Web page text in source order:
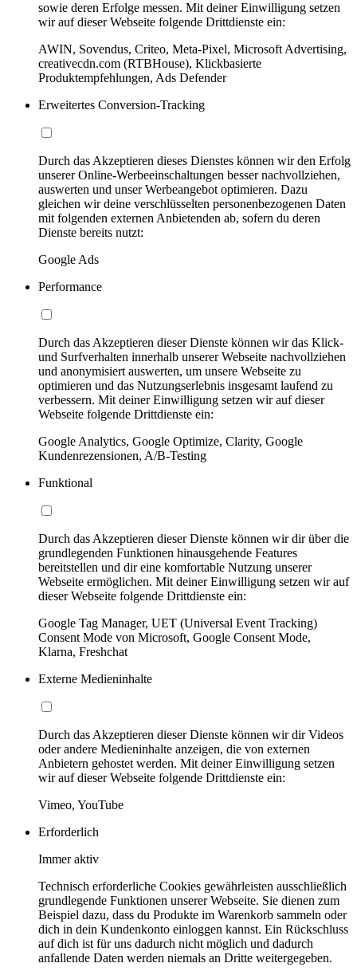
sowie deren Erfolge messen. Mit deiner Einwilligung setzen
wir auf dieser Webseite folgende Drittdienste ein:
AWIN, Sovendus, Criteo, Meta-Pixel, Microsoft Advertising,
creativecdn.com (RTBHouse), Klickbasierte
Produktempfehlungen, Ads Defender
Erweitertes Conversion-Tracking
Durch das Akzeptieren dieses Dienstes können wir den Erfolg
unserer Online-Werbeeinschaltungen besser nachvollziehen,
auswerten und unser Werbeangebot optimieren. Dazu
gleichen wir deine verschlüsselten personenbezogenen Daten
mit folgenden externen Anbietenden ab, sofern du deren
Dienste bereits nutzt:
Google Ads
Performance
Durch das Akzeptieren dieser Dienste können wir das Klick-
und Surfverhalten innerhalb unserer Webseite nachvollziehen
und anonymisiert auswerten, um unsere Webseite zu
optimieren und das Nutzungserlebnis insgesamt laufend zu
verbessern. Mit deiner Einwilligung setzen wir auf dieser
Webseite folgende Drittdienste ein:
Google Analytics, Google Optimize, Clarity, Google
Kundenrezensionen, A/B-Testing
Funktional
Durch das Akzeptieren dieser Dienste können wir dir über die
grundlegenden Funktionen hinausgehende Features
bereitstellen und dir eine komfortable Nutzung unserer
Webseite ermöglichen. Mit deiner Einwilligung setzen wir auf
dieser Webseite folgende Drittdienste ein:
Google Tag Manager, UET (Universal Event Tracking)
Consent Mode von Microsoft, Google Consent Mode,
Klarna, Freshchat
Externe Medieninhalte
Durch das Akzeptieren dieser Dienste können wir dir Videos
oder andere Medieninhalte anzeigen, die von externen
Anbietern gehostet werden. Mit deiner Einwilligung setzen
wir auf dieser Webseite folgende Drittdienste ein:
Vimeo, YouTube
Erforderlich
Immer aktiv
Technisch erforderliche Cookies gewährleisten ausschließlich
grundlegende Funktionen unserer Webseite. Sie dienen zum
Beispiel dazu, dass du Produkte im Warenkorb sammeln oder
dich in dein Kundenkonto einloggen kannst. Ein Rückschluss
auf dich ist für uns dadurch nicht möglich und dadurch
anfallende Daten werden niemals an Dritte weitergegeben.